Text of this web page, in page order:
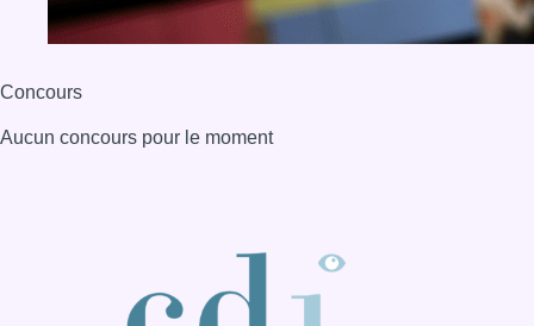
Concours
Aucun concours pour le moment